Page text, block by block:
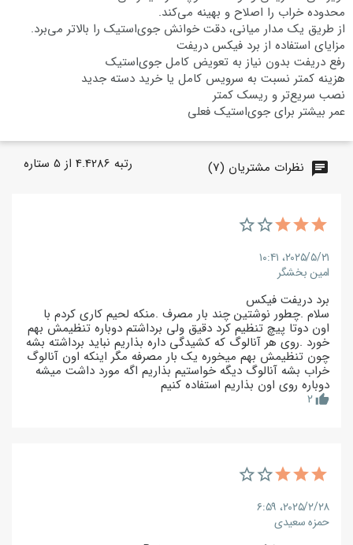
محدوده‌ خراب را اصلاح و بهینه می‌کند.
از طریق یک مدار میانی، دقت خوانش جوی‌استیک را بالاتر می‌برد.
مزایای استفاده از برد فیکس دریفت
رفع دریفت بدون نیاز به تعویض کامل جوی‌استیک
هزینه کمتر نسبت به سرویس کامل یا خرید دسته جدید
نصب سریع‌تر و ریسک کمتر
عمر بیشتر برای جوی‌استیک فعلی
chat نظرات مشتریان (7) رتبه 4.4286 از 5 ستاره
۲۰۲۵/۵/۲۱،‏ ۱۰:۴۱
امین بخشگر
برد دریفت فیکس
سلام .چطور نوشتین چند بار مصرف .منکه لحیم کاری کردم با
اون دوتا پیچ تنظیم کرد دقیق ولی برداشتم دوباره تنظیمش بهم
خورد .روی هر آنالوگ که کشیدگی داره بذاریم نباید برداشته بشه
چون تنظیمش بهم میخوره یک بار مصرفه مگر اینکه اون آنالوگ
خراب بشه آنالوگ دیگه خواستیم بذاریم اگه مورد داشت میشه
دوباره روی اون بذاریم استفاده کنیم
thumb_up
2
۲۰۲۵/۲/۲۸،‏ ۶:۵۹
حمزه سعیدی